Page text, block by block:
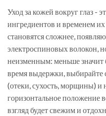
Уход за кожей вокруг глаз -
ингредиентов и временем
становятся сложнее,
электроспиновых волокон,
неизменным: меньше значит
время выдержки, выбирайте
(отеки, сухость, морщины) и
горизонтальное положение
взгляд будет свежим и